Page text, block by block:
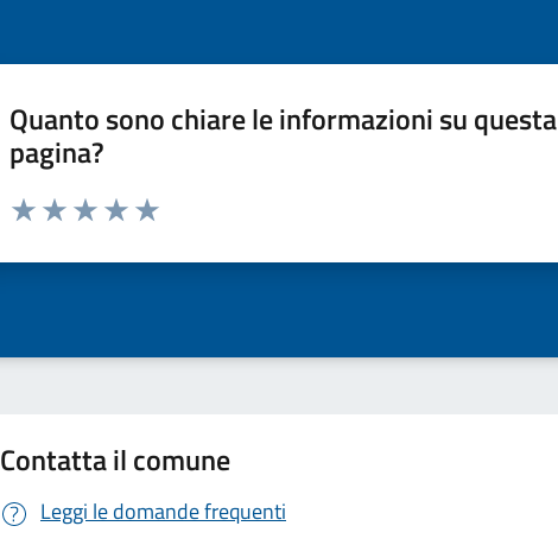
Quanto sono chiare le informazioni su questa
pagina?
Valuta da 1 a 5 stelle la pagina
Contatta il comune
Leggi le domande frequenti